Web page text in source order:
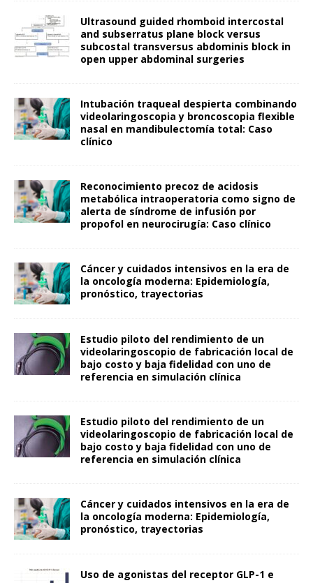
Ultrasound guided rhomboid intercostal
and subserratus plane block versus
subcostal transversus abdominis block in
open upper abdominal surgeries
Intubación traqueal despierta combinando
videolaringoscopia y broncoscopia flexible
nasal en mandibulectomía total: Caso
clínico
Reconocimiento precoz de acidosis
metabólica intraoperatoria como signo de
alerta de síndrome de infusión por
propofol en neurocirugía: Caso clínico
Cáncer y cuidados intensivos en la era de
la oncología moderna: Epidemiología,
pronóstico, trayectorias
Estudio piloto del rendimiento de un
videolaringoscopio de fabricación local de
bajo costo y baja fidelidad con uno de
referencia en simulación clínica
Estudio piloto del rendimiento de un
videolaringoscopio de fabricación local de
bajo costo y baja fidelidad con uno de
referencia en simulación clínica
Cáncer y cuidados intensivos en la era de
la oncología moderna: Epidemiología,
pronóstico, trayectorias
Uso de agonistas del receptor GLP-1 e